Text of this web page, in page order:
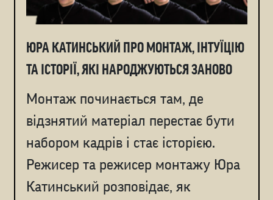
ЮРА КАТИНСЬКИЙ ПРО МОНТАЖ, ІНТУЇЦІЮ
ТА ІСТОРІЇ, ЯКІ НАРОДЖУЮТЬСЯ ЗАНОВО
Монтаж починається там, де
відзнятий матеріал перестає бути
набором кадрів і стає історією.
Режисер та режисер монтажу Юра
Катинський розповідає, як